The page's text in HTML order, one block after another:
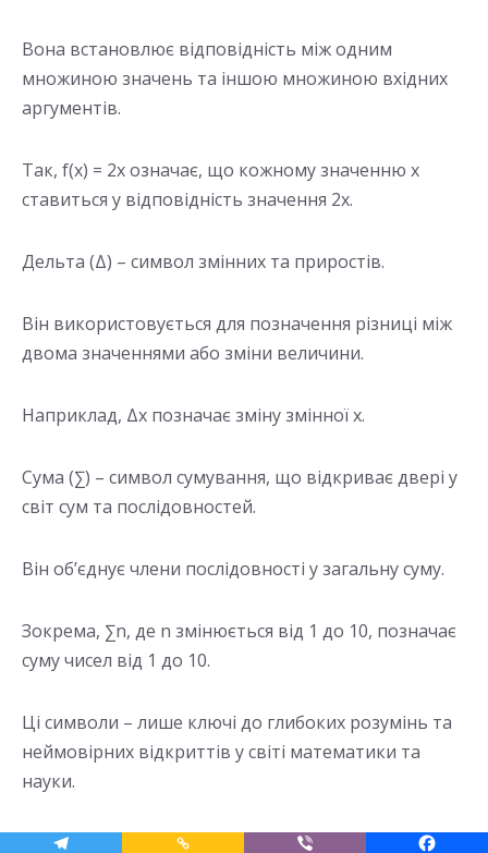
Вона встановлює відповідність між одним
множиною значень та іншою множиною вхідних
аргументів.
Так, f(x) = 2x означає, що кожному значенню x
ставиться у відповідність значення 2x.
Дельта (Δ) – символ змінних та приростів.
Він використовується для позначення різниці між
двома значеннями або зміни величини.
Наприклад, Δx позначає зміну змінної x.
Сума (∑) – символ сумування, що відкриває двері у
світ сум та послідовностей.
Він об’єднує члени послідовності у загальну суму.
Зокрема, ∑n, де n змінюється від 1 до 10, позначає
суму чисел від 1 до 10.
Ці символи – лише ключі до глибоких розумінь та
неймовірних відкриттів у світі математики та
науки.
Вони не лише інструменти, а й магічні вікна, що